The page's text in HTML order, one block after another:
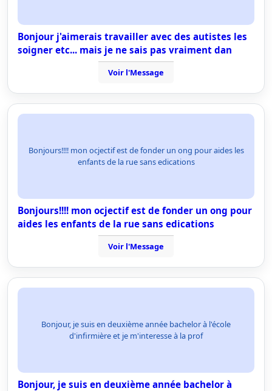
Bonjour j'aimerais travailler avec des autistes les
soigner etc... mais je ne sais pas vraiment dan
Voir l'Message
Bonjours!!!! mon ocjectif est de fonder un ong pour aides les
enfants de la rue sans edications
Bonjours!!!! mon ocjectif est de fonder un ong pour
aides les enfants de la rue sans edications
Voir l'Message
Bonjour, je suis en deuxième année bachelor à l'école
d'infirmière et je m'interesse à la prof
Bonjour, je suis en deuxième année bachelor à